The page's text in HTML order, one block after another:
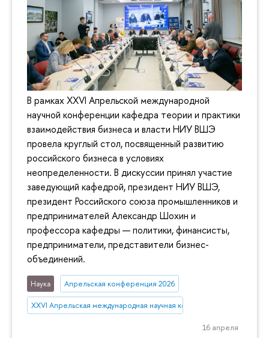
В рамках XXVI Апрельской международной
научной конференции кафедра теории и практики
взаимодействия бизнеса и власти НИУ ВШЭ
провела круглый стол, посвященный развитию
российского бизнеса в условиях
неопределенности. В дискуссии принял участие
заведующий кафедрой, президент НИУ ВШЭ,
президент Российского союза промышленников и
предпринимателей Александр Шохин и
профессора кафедры — политики, финансисты,
предприниматели, представители бизнес-
объединений.
Наука Апрельская конференция 2026
XXVI Апрельская международная научная конференция имени Е.Г.
16 апреля